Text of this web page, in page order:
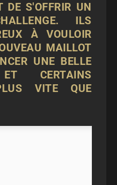
DE S'OFFRIR UN
ILS
À VOULOIR
MAILLOT
UNE BELLE
CERTAINS
VITE QUE